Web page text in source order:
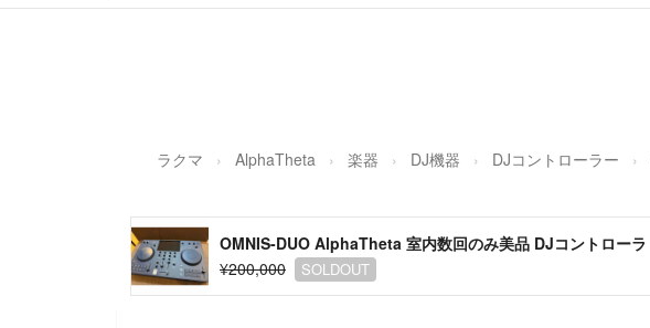
ラクマ AlphaTheta 楽器 DJ機器 DJコントローラー
OMNIS-DUO AlphaTheta 室内数回のみ美品 DJコントローラ
¥200,000
SOLDOUT